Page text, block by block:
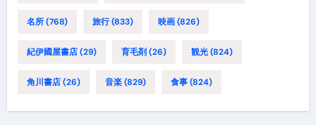
名所(768) 旅行(833) 映画(826)
紀伊國屋書店(29) 育毛剤(26) 観光(824)
角川書店(26) 音楽(829) 食事(824)